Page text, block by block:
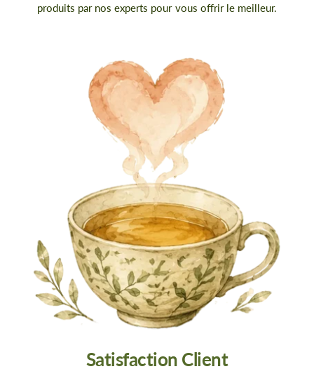
produits par nos experts pour vous offrir le meilleur.
Satisfaction Client